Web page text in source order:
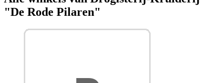
"De Rode Pilaren"